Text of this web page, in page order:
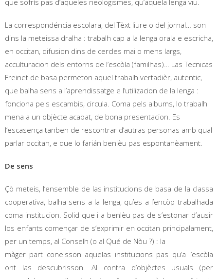
que sofrís pas d’aqueles neologismes, qu’aquela lenga viu.
La correspondéncia escolara, del Tèxt liure o del jornal… son
dins la meteissa dralha : trabalh cap a la lenga orala e escricha,
en occitan, difusion dins de cercles mai o mens largs,
acculturacion dels entorns de l’escòla (familhas)… Las Tecnicas
Freinet de basa permeton aquel trabalh vertadièr, autentic,
que balha sens a l’aprendissatge e l’utilizacion de la lenga :
fonciona pels escambis, circula. Coma pels albums, lo trabalh
mena a un objècte acabat, de bona presentacion. Es
l’escasença tanben de rescontrar d’autras personas amb qual
parlar occitan, e que lo farián benlèu pas espontanèament.
De sens
Çò meteis, l’ensemble de las institucions de basa de la classa
cooperativa, balha sens a la lenga, qu’es a l’encòp trabalhada
coma institucion. Solid que i a benlèu pas de s’estonar d’ausir
los enfants començar de s’exprimir en occitan principalament,
per un temps, al Conselh (o al Qué de Nòu ?) : la
màger part coneisson aquelas institucions pas qu’a l’escòla
ont las descubrisson. Al contra d’objèctes usuals (per